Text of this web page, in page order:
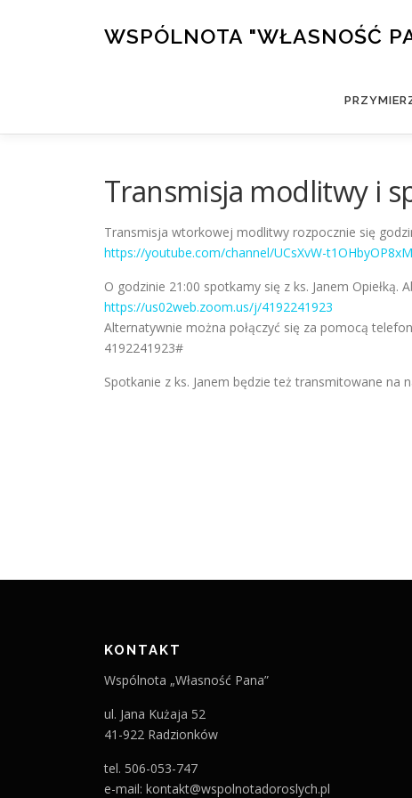
WSPÓLNOTA "WŁASNOŚĆ
Transmisja modlitwy i
Transmisja wtorkowej modlitwy rozpocznie się
https://youtube.com/channel/UCsXvW-
O godzinie 21:00 spotkamy się z ks. Janem Opiełką.
https://us02web.zoom.us/j/4192241923
Alternatywnie można połączyć się za pomocą
4192241923#
Spotkanie z ks. Janem będzie też transmitowane na
KONTAKT
Wspólnota „Własność Pana”
ul. Jana Kużaja 52
41-922 Radzionków
tel. 506-053-747
e-mail: kontakt@wspolnotadoroslych.pl